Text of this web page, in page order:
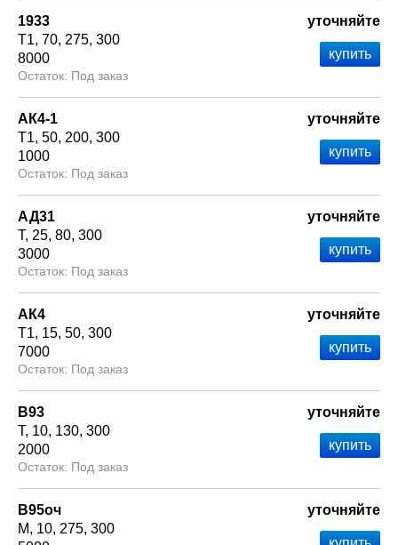
1933
Т1 70 275 300
8000
Под заказ
уточняйте
АК4-1
Т1 50 200 300
1000
Под заказ
уточняйте
АД31
Т 25 80 300
3000
Под заказ
уточняйте
АК4
Т1 15 50 300
7000
Под заказ
уточняйте
В93
Т 10 130 300
2000
Под заказ
уточняйте
В95оч
М
10 275 300
уточняйте